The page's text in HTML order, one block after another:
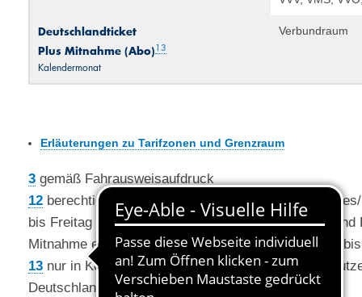
Deutschlandticket
Plus Mitnahme (Abo) 13
Kalendermonat
Verbundraum
Erläuterungen zu Tarifzonen und Grenzraum
3 gemäß Fahrausweisaufdruck
12 berechtigt ganztägig zur Mitnahme eines
bis Freitag von 18 bis 4 Uhr und an Wochenenden
Mitnahme eines Erwachsenen + max. vier Schülern
13 nur in Kombination mit einem auf den gleichen
Deutschlandticket gültig